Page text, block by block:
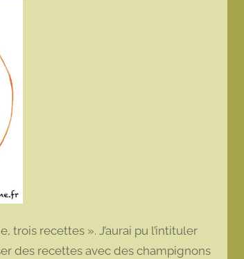
trois recettes ». J’aurai pu l’intituler
des recettes avec des champignons